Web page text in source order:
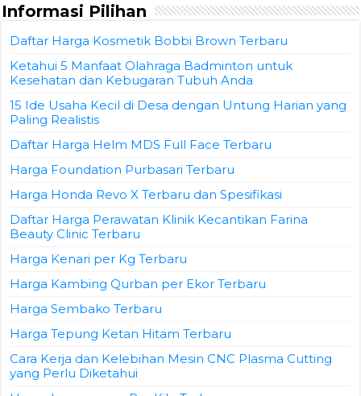
Informasi Pilihan
Daftar Harga Kosmetik Bobbi Brown Terbaru
Ketahui 5 Manfaat Olahraga Badminton untuk
Kesehatan dan Kebugaran Tubuh Anda
15 Ide Usaha Kecil di Desa dengan Untung Harian yang
Paling Realistis
Daftar Harga Helm MDS Full Face Terbaru
Harga Foundation Purbasari Terbaru
Harga Honda Revo X Terbaru dan Spesifikasi
Daftar Harga Perawatan Klinik Kecantikan Farina
Beauty Clinic Terbaru
Harga Kenari per Kg Terbaru
Harga Kambing Qurban per Ekor Terbaru
Harga Sembako Terbaru
Harga Tepung Ketan Hitam Terbaru
Cara Kerja dan Kelebihan Mesin CNC Plasma Cutting
yang Perlu Diketahui